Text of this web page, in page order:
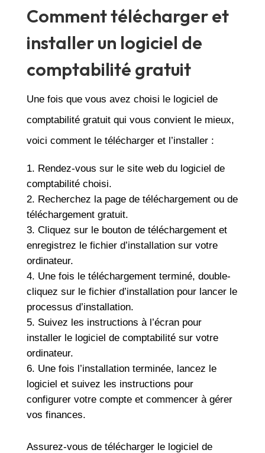
Comment télécharger et
installer un logiciel de
comptabilité gratuit
Une fois que vous avez choisi le logiciel de
comptabilité gratuit qui vous convient le mieux,
voici comment le télécharger et l’installer :
Rendez-vous sur le site web du logiciel de
comptabilité choisi.
Recherchez la page de téléchargement ou de
téléchargement gratuit.
Cliquez sur le bouton de téléchargement et
enregistrez le fichier d’installation sur votre
ordinateur.
Une fois le téléchargement terminé, double-
cliquez sur le fichier d’installation pour lancer le
processus d’installation.
Suivez les instructions à l’écran pour
installer le logiciel de comptabilité sur votre
ordinateur.
Une fois l’installation terminée, lancez le
logiciel et suivez les instructions pour
configurer votre compte et commencer à gérer
vos finances.
Assurez-vous de télécharger le logiciel de